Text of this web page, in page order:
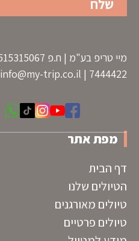
7444422 |
info@my-trip.co.il
מפת אתר
דף הבית
הטיולים שלנו
טיולים מאורגנים
טיולים פרטיים